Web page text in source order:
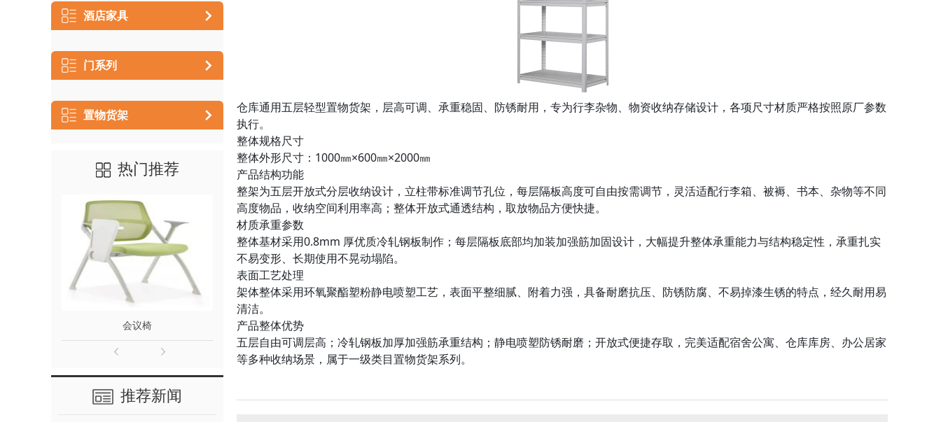
酒店家具
门系列
置物货架
热门推荐
会议椅 餐椅
推荐新闻
仓库通用五层轻型置物货架，层高可调、承重稳固、防锈耐用，专为行李杂物、物资收纳存储设计，各项尺寸材质严格按照原厂参数
执行。
整体规格尺寸
整体外形尺寸：1000㎜×600㎜×2000㎜
产品结构功能
整架为五层开放式分层收纳设计，立柱带标准调节孔位，每层隔板高度可自由按需调节，灵活适配行李箱、被褥、书本、杂物等不同
高度物品，收纳空间利用率高；整体开放式通透结构，取放物品方便快捷。
材质承重参数
整体基材采用0.8mm 厚优质冷轧钢板制作；每层隔板底部均加装加强筋加固设计，大幅提升整体承重能力与结构稳定性，承重扎实
不易变形、长期使用不晃动塌陷。
表面工艺处理
架体整体采用环氧聚酯塑粉静电喷塑工艺，表面平整细腻、附着力强，具备耐磨抗压、防锈防腐、不易掉漆生锈的特点，经久耐用易
清洁。
产品整体优势
五层自由可调层高；冷轧钢板加厚加强筋承重结构；静电喷塑防锈耐磨；开放式便捷存取，完美适配宿舍公寓、仓库库房、办公居家
等多种收纳场景，属于一级类目置物货架系列。